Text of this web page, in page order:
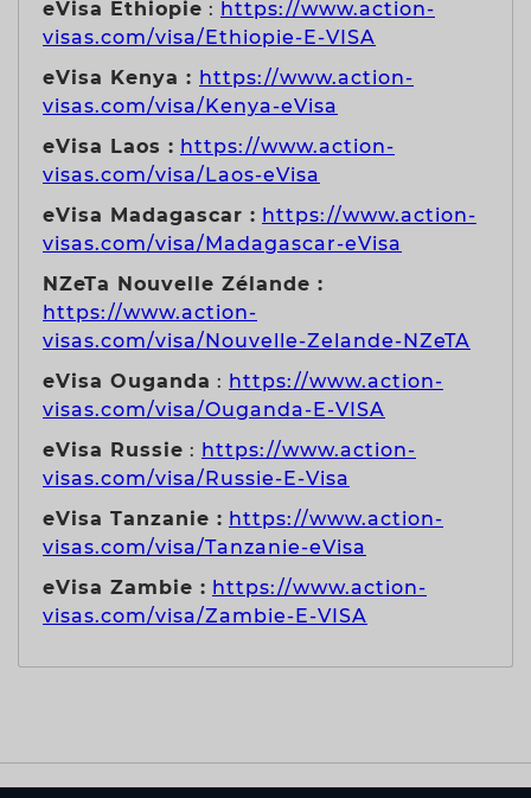
eVisa Ethiopie : https://www.action-
visas.com/visa/Ethiopie-E-VISA
eVisa Kenya : https://www.action-
visas.com/visa/Kenya-eVisa
eVisa Laos : https://www.action-
visas.com/visa/Laos-eVisa
eVisa Madagascar : https://www.action-
visas.com/visa/Madagascar-eVisa
NZeTa Nouvelle Zélande :
https://www.action-
visas.com/visa/Nouvelle-Zelande-NZeTA
eVisa Ouganda : https://www.action-
visas.com/visa/Ouganda-E-VISA
eVisa Russie : https://www.action-
visas.com/visa/Russie-E-Visa
eVisa Tanzanie : https://www.action-
visas.com/visa/Tanzanie-eVisa
eVisa Zambie : https://www.action-
visas.com/visa/Zambie-E-VISA